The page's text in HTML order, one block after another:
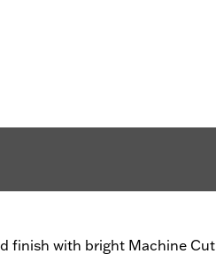
finish with bright Machine Cut